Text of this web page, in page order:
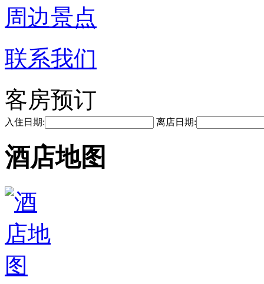
周边景点
联系我们
客房预订
入住日期: 离店日期:
酒店地图